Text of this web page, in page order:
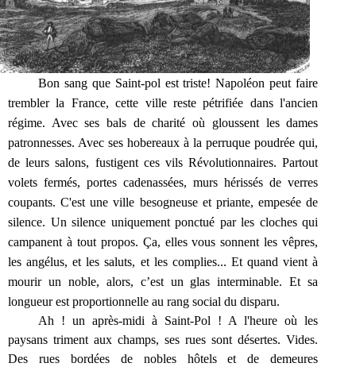
Bon sang que Saint-pol est triste! Napoléon peut faire
trembler la France, cette ville reste pétrifiée dans l'ancien
régime. Avec ses bals de charité où gloussent les dames
patronnesses. Avec ses hobereaux à la perruque poudrée qui,
de leurs salons, fustigent ces vils Révolutionnaires. Partout
volets fermés, portes cadenassées, murs hérissés de verres
coupants. C'est une ville besogneuse et priante, empesée de
silence. Un silence uniquement ponctué par les cloches qui
campanent à tout propos. Ça, elles vous sonnent les vêpres,
les angélus, et les saluts, et les complies... Et quand vient à
mourir un noble, alors, c’est un glas interminable. Et sa
longueur est proportionnelle au rang social du disparu.
Ah ! un après-midi à Saint-Pol ! A l'heure où les
paysans triment aux champs, ses rues sont désertes. Vides.
Des rues bordées de nobles hôtels et de demeures